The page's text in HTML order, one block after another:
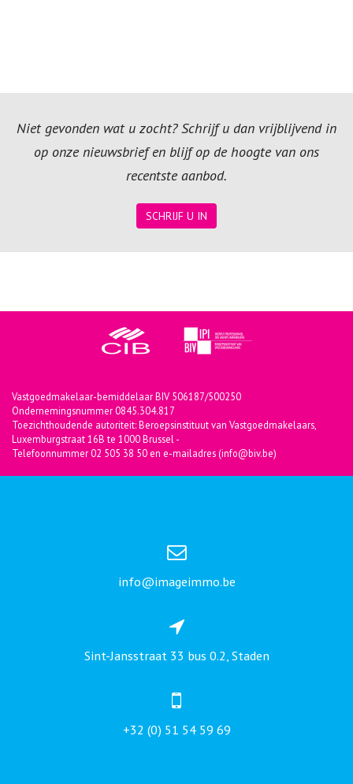
Niet gevonden wat u zocht? Schrijf u dan vrijblijvend in
op onze nieuwsbrief en blijf op de hoogte van ons
recentste aanbod.
SCHRIJF U IN
Vastgoedmakelaar-bemiddelaar BIV 506187/500250
Ondernemingsnummer 0845.304.817
Toezichthoudende autoriteit: Beroepsinstituut van Vastgoedmakelaars,
Luxemburgstraat 16B te 1000 Brussel -
Telefoonnummer 02 505 38 50 en e-mailadres (info@biv.be)
info@imageimmo.be
Sint-Jansstraat 33 bus 0.2, Staden
+32 (0) 51 54 59 69